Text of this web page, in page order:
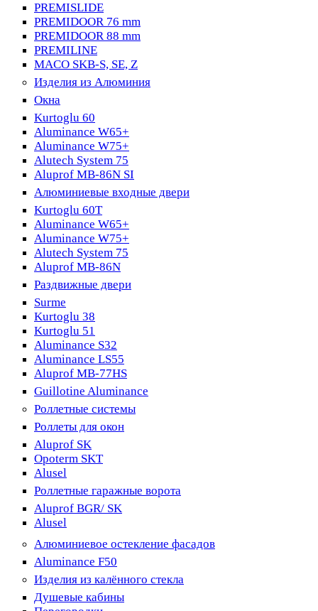
PREMISLIDE
PREMIDOOR 76 mm
PREMIDOOR 88 mm
PREMILINE
MACO SKB-S, SE, Z
Изделия из Алюминия
Окна
Kurtoglu 60
Aluminance W65+
Aluminance W75+
Alutech System 75
Aluprof MB-86N SI
Алюминиевые входные двери
Kurtoglu 60T
Aluminance W65+
Aluminance W75+
Alutech System 75
Aluprof MB-86N
Раздвижные двери
Surme
Kurtoglu 38
Kurtoglu 51
Aluminance S32
Aluminance LS55
Aluprof MB-77HS
Guillotine Aluminance
Роллетные системы
Роллеты для окон
Aluprof SK
Opoterm SKT
Alusel
Роллетные гаражные ворота
Aluprof BGR/ SK
Alusel
Алюминиевое остекление фасадов
Aluminance F50
Изделия из калённого стекла
Душевые кабины